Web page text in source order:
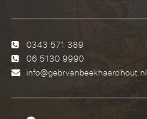
0343 571 389
06 5130 9990
info@gebrvanbeekhaardhout.nl